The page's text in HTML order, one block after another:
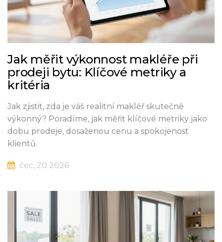
Jak měřit výkonnost makléře při
prodeji bytu: Klíčové metriky a
kritéria
Jak zjistit, zda je váš realitní makléř skutečně
výkonný? Poradíme, jak měřit klíčové metriky jako
dobu prodeje, dosaženou cenu a spokojenost
klientů.
čec, 20 2026